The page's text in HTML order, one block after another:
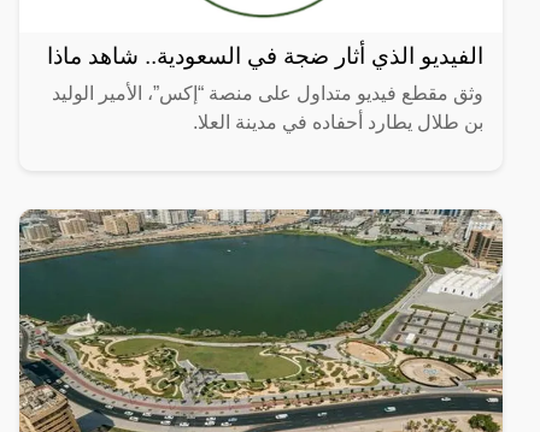
الفيديو الذي أثار ضجة في السعودية.. شاهد ماذا
وثق مقطع فيديو متداول على منصة “إكس”، الأمير الوليد
بن طلال يطارد أحفاده في مدينة العلا.